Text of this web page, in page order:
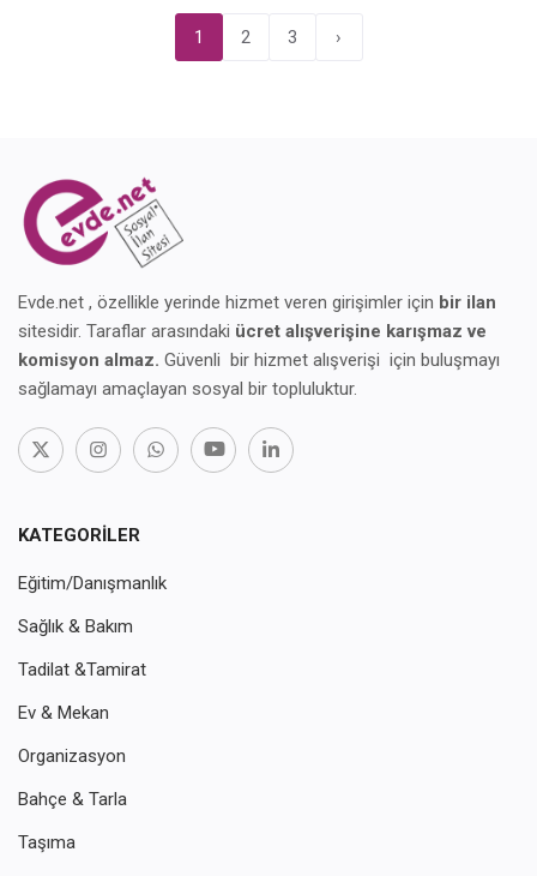
1 2 3 ›
Evde.net , özellikle yerinde hizmet veren girişimler için bir ilan
sitesidir. Taraflar arasındaki ücret alışverişine karışmaz ve
komisyon almaz. Güvenli bir hizmet alışverişi için buluşmayı
sağlamayı amaçlayan sosyal bir topluluktur.
KATEGORILER
Eğitim/Danışmanlık
Sağlık & Bakım
Tadilat &Tamirat
Ev & Mekan
Organizasyon
Bahçe & Tarla
Taşıma